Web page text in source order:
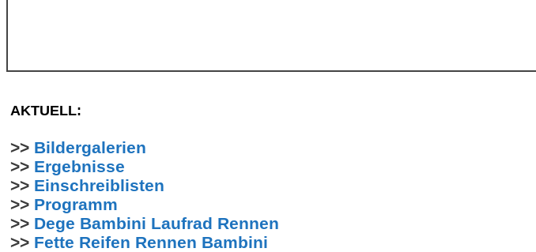
AKTUELL:
>> Bildergalerien
>> Ergebnisse
>> Einschreiblisten
>> Programm
>> Dege Bambini Laufrad Rennen
>> Fette Reifen Rennen Bambini